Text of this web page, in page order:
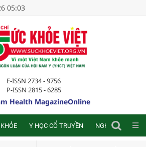
05:03
E-ISSN 2734 - 9756
P-ISSN 2815 - 6285
Health MagazineOnline
Y HỌC CỔ TRUYỀN NGHIÊN CỨU